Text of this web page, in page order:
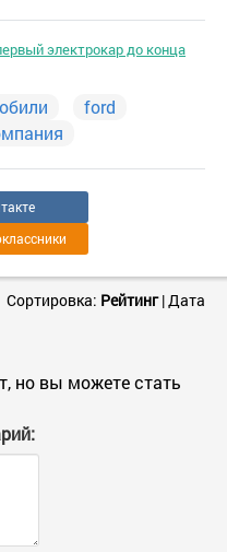
электрокар до конца
ford
Сортировка: Рейтинг|Дата
но вы можете стать